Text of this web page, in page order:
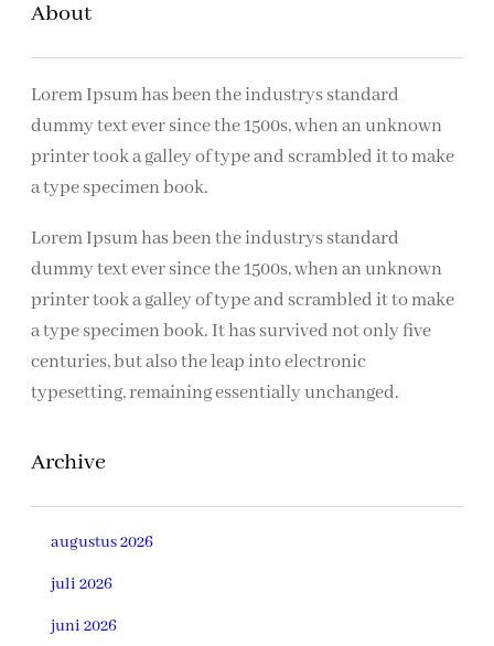
n
About
Lorem Ipsum has been the industrys standard
dummy text ever since the 1500s, when an unknown
printer took a galley of type and scrambled it to make
a type specimen book.
Lorem Ipsum has been the industrys standard
dummy text ever since the 1500s, when an unknown
printer took a galley of type and scrambled it to make
a type specimen book. It has survived not only five
centuries, but also the leap into electronic
typesetting, remaining essentially unchanged.
Archive
augustus 2026
juli 2026
juni 2026